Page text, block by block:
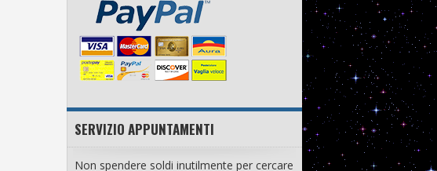
SERVIZIO APPUNTAMENTI
Non spendere soldi inutilmente per cercare